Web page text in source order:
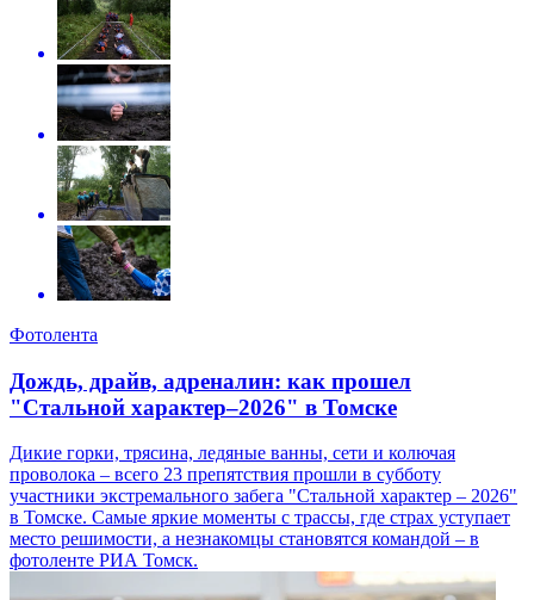
Фотолента
Дождь, драйв, адреналин: как прошел
"Стальной характер–2026" в Томске
Дикие горки, трясина, ледяные ванны, сети и колючая
проволока – всего 23 препятствия прошли в субботу
участники экстремального забега "Стальной характер – 2026"
в Томске. Самые яркие моменты с трассы, где страх уступает
место решимости, а незнакомцы становятся командой – в
фотоленте РИА Томск.